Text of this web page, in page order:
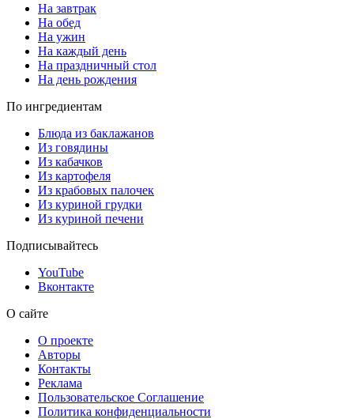
На завтрак
На обед
На ужин
На каждый день
На праздничный стол
На день рождения
По ингредиентам
Блюда из баклажанов
Из говядины
Из кабачков
Из картофеля
Из крабовых палочек
Из куриной грудки
Из куриной печени
Подписывайтесь
YouTube
Вконтакте
О сайте
О проекте
Авторы
Контакты
Реклама
Пользовательское Соглашение
Политика конфиденциальности